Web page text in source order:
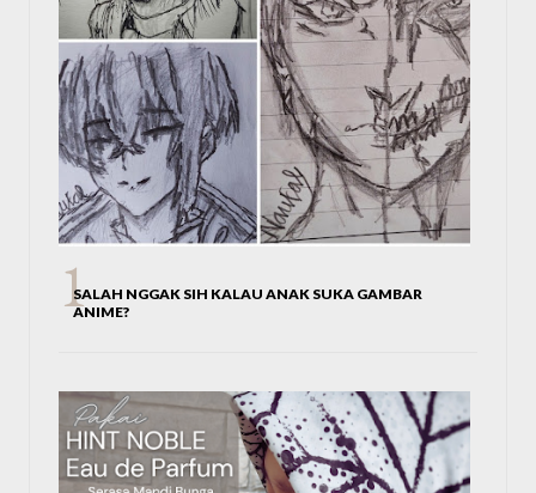
SALAH NGGAK SIH KALAU ANAK SUKA GAMBAR
ANIME?